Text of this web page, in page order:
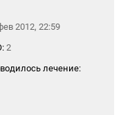
2012, 22:59
2
лечение: